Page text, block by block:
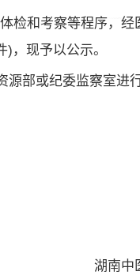
检和考察等程序，经
，现予以公示。
部或纪委监察室进行
湖南中